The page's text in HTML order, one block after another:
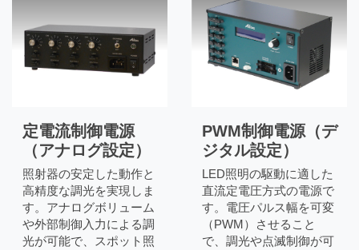
定電流制御電源
（アナログ設定）
照射器の安定した動作と
高精度な調光を実現しま
す。アナログボリューム
や外部制御入力による調
光が可能で、スポット照
PWM制御電源（デ
ジタル設定）
LED照明の駆動に適した
直流定電圧方式の電源で
す。電圧パルス幅を可変
（PWM）させること
で、調光や点滅制御が可